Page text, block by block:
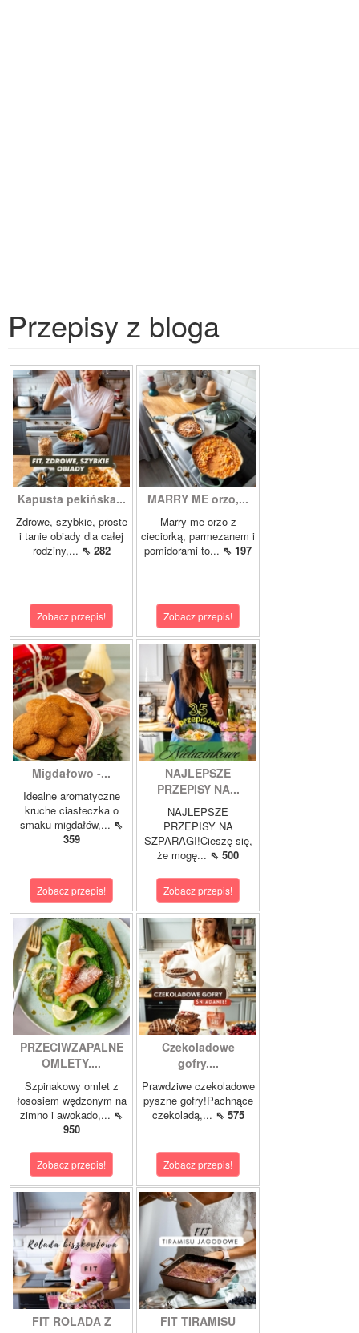
Przepisy z bloga
Kapusta pekińska...
Zdrowe, szybkie, proste
i tanie obiady dla całej
rodziny,... ⇖ 282
Zobacz przepis!
MARRY ME orzo,...
Marry me orzo z
cieciorką, parmezanem i
pomidorami to... ⇖ 197
Zobacz przepis!
Migdałowo -...
Idealne aromatyczne
kruche ciasteczka o
smaku migdałów,... ⇖
359
Zobacz przepis!
NAJLEPSZE
PRZEPISY NA...
NAJLEPSZE
PRZEPISY NA
SZPARAGI!Cieszę się,
że mogę... ⇖ 500
Zobacz przepis!
PRZECIWZAPALNE
OMLETY....
Szpinakowy omlet z
łososiem wędzonym na
zimno i awokado,... ⇖
950
Zobacz przepis!
Czekoladowe
gofry....
Prawdziwe czekoladowe
pyszne gofry!Pachnące
czekoladą,... ⇖ 575
Zobacz przepis!
FIT ROLADA Z
FIT TIRAMISU